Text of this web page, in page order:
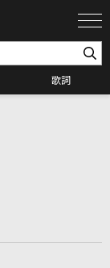
歌詞